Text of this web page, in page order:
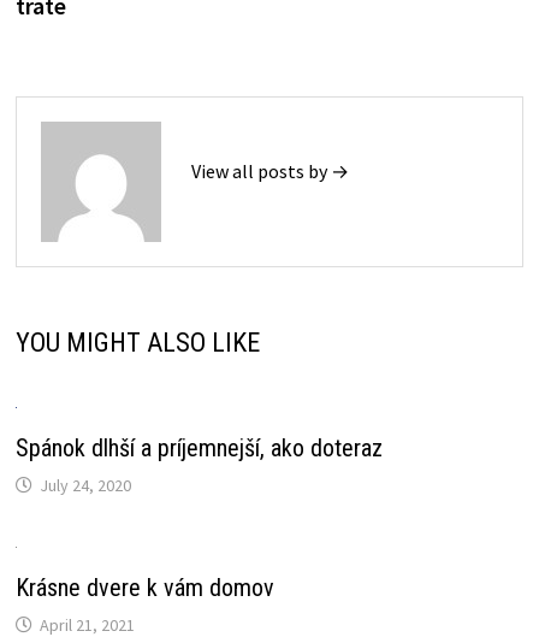
View all posts by →
YOU MIGHT ALSO LIKE
Spánok dlhší a príjemnejší, ako doteraz
July 24, 2020
Krásne dvere k vám domov
April 21, 2021